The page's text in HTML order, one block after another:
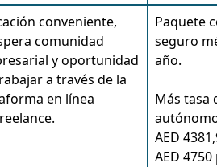
conveniente,
comunidad
y oportunidad
a través de la
en línea
Paquete
seguro
año.
Más tasa
AED
AED